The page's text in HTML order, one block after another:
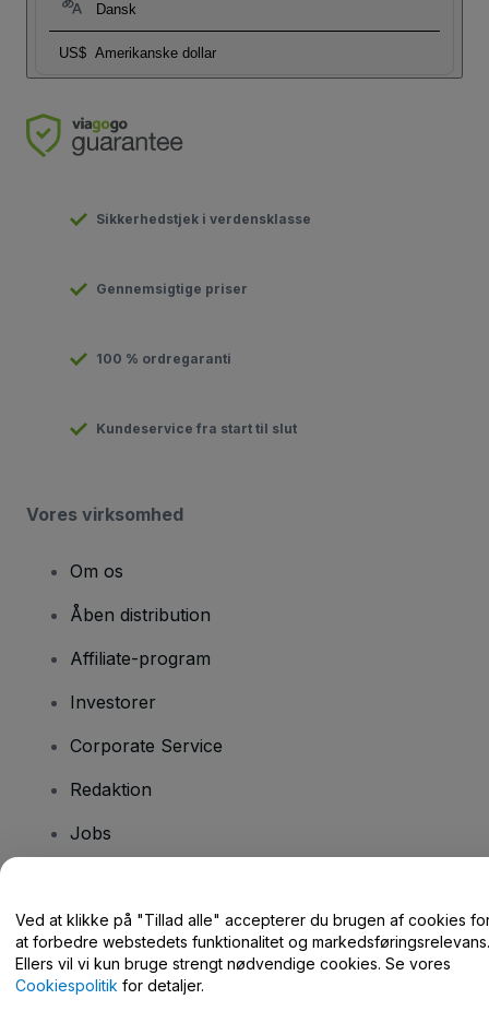
Dansk
US$ Amerikanske dollar
Sikkerhedstjek i verdensklasse
Gennemsigtige priser
100 % ordregaranti
Kundeservice fra start til slut
Vores virksomhed
Om os
Åben distribution
Affiliate-program
Investorer
Corporate Service
Redaktion
Jobs
Har du spørgsmål?
Hjælpecenter / Kontakt os
Ved at klikke på "Tillad alle" accepterer du brugen af cookies
at forbedre webstedets funktionalitet og markedsføringsrelevans.
Ellers vil vi kun bruge strengt nødvendige cookies. Se vores
Cookiespolitik for detaljer.